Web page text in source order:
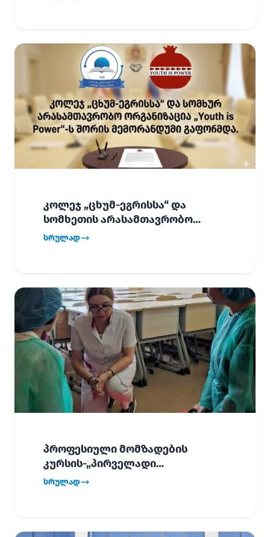
კოლეჯ „ცხუმ-ეგრისსა“ და
სომხეთის არასამთავრობო
ორგანიზაცია „Youth is Power“-ს
სრულად
პროფესიული მომზადების
კურსის-„პირველადი
გადაუდებელი დახმარება“,
სრულად